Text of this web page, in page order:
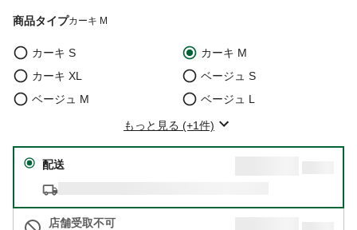
商品タイプカーキ M
カーキ S
カーキ M
カーキ XL
ベージュ S
ベージュ M
ベージュ L
もっと見る (+1件)
配送
店舗受取不可